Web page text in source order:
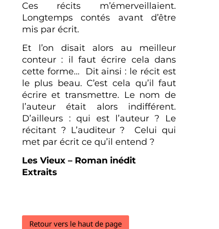
Ces récits m’émerveillaient.
Longtemps contés avant d’être
mis par écrit.
Et l’on disait alors au meilleur
conteur : il faut écrire cela dans
cette forme… Dit ainsi : le récit est
le plus beau. C’est cela qu’il faut
écrire et transmettre. Le nom de
l’auteur était alors indifférent.
D’ailleurs : qui est l’auteur ? Le
récitant ? L’auditeur ? Celui qui
met par écrit ce qu’il entend ?
Les Vieux – Roman inédit
Extraits
Retour vers le haut de page